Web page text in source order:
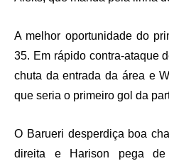
A melhor oportunidade do
35. Em rápido contra-ataque
chuta da entrada da área e
que seria o primeiro gol da
O Barueri desperdiça boa
direita e Harison pega